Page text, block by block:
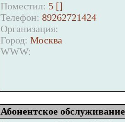
Поместил: 5 []
Телефон: 89262721424
Организация:
Город: Москва
WWW:
Абонентское